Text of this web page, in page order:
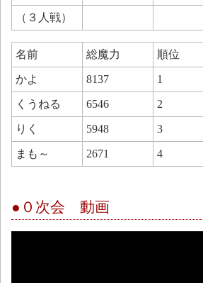
（３人戦）
名前 総魔力 順位
かよ 8137 1
くうねる 6546 2
りく 5948 3
まも～ 2671 4
●０次会 動画